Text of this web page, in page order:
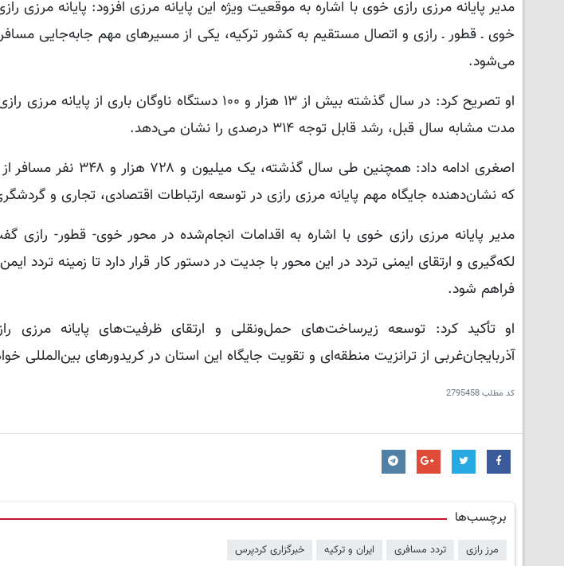
مدیر پایانه‌ مرزی رازی خوی با اشاره به موقعیت ویژه این پایانه مرزی افزود: پایانه مرزی
خوی ـ قطور ـ رازی و اتصال مستقیم به کشور ترکیه، یکی از مسیرهای مهم جابه‌جایی
می‌شود.
او تصریح کرد: در سال گذشته بیش از ۱۳ هزار و ۱۰۰ دستگاه
مدت مشابه سال قبل، رشد قابل توجه ۳۱۴ درصدی را نشان می‌دهد.
اصغری ادامه داد: همچنین طی
که نشان‌دهنده جایگاه مهم پایانه مرزی رازی در توسعه ارتباطات اقتصادی، تجاری و
مدیر پایانه‌ مرزی رازی خوی با اشاره به اقدامات انجام‌شده در محور خوی- قطور- رازی
لکه‌گیری و ارتقای ایمنی تردد در این محور با جدیت در دستور کار قرار دارد تا زمینه تردد
فراهم شود.
او تأکید کرد: توسعه زیرساخت‌های حمل‌ونقلی و ارتقای ظرفیت‌های پایانه
آذربایجان‌غربی از ترانزیت منطقه‌ای و تقویت جایگاه این استان در کریدورهای بین‌المللی
کد مطلب2795458
برچسب‌ها
مرز رازی تردد مسافری ایران و ترکیه خبرگزاری کردپرس